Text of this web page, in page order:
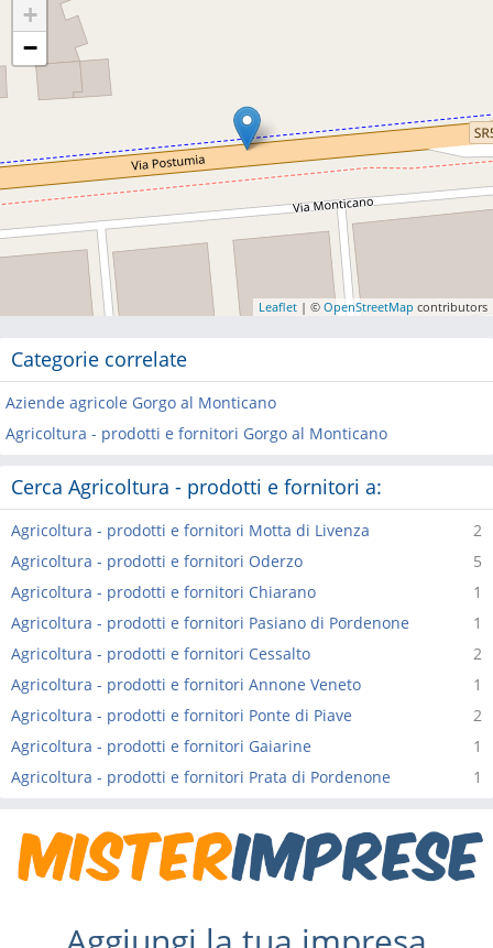
+
−
Leaflet | © OpenStreetMap contributors
Categorie correlate
Aziende agricole Gorgo al Monticano
Agricoltura - prodotti e fornitori Gorgo al Monticano
Cerca Agricoltura - prodotti e fornitori a:
2
Agricoltura - prodotti e fornitori Motta di Livenza
5
Agricoltura - prodotti e fornitori Oderzo
1
Agricoltura - prodotti e fornitori Chiarano
1
Agricoltura - prodotti e fornitori Pasiano di Pordenone
2
Agricoltura - prodotti e fornitori Cessalto
1
Agricoltura - prodotti e fornitori Annone Veneto
2
Agricoltura - prodotti e fornitori Ponte di Piave
1
Agricoltura - prodotti e fornitori Gaiarine
1
Agricoltura - prodotti e fornitori Prata di Pordenone